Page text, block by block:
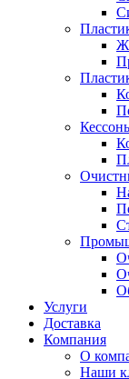
Услуги
Доставка
Компания
О
Наши